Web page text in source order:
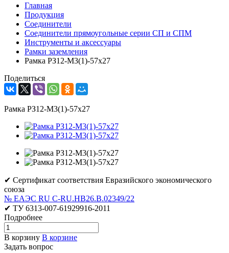
Главная
Продукция
Соединители
Соединители прямоугольные серии СП и СПМ
Инструменты и аксессуары
Рамки заземления
Рамка РЗ12-М3(1)-57х27
Поделиться
Рамка РЗ12-М3(1)-57х27
✔ Сертификат соответствия Евразийского экономического
союза
№ ЕАЭС RU C-RU.НВ26.В.02349/22
✔ ТУ 6313-007-61929916-2011
Подробнее
В корзину В корзине
Задать вопрос